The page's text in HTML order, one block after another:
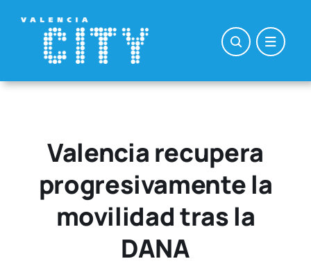
contenido
Valencia recupera
progresivamente la
movilidad tras la
DANA